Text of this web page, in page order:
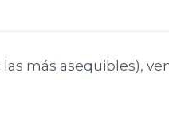
más asequibles),